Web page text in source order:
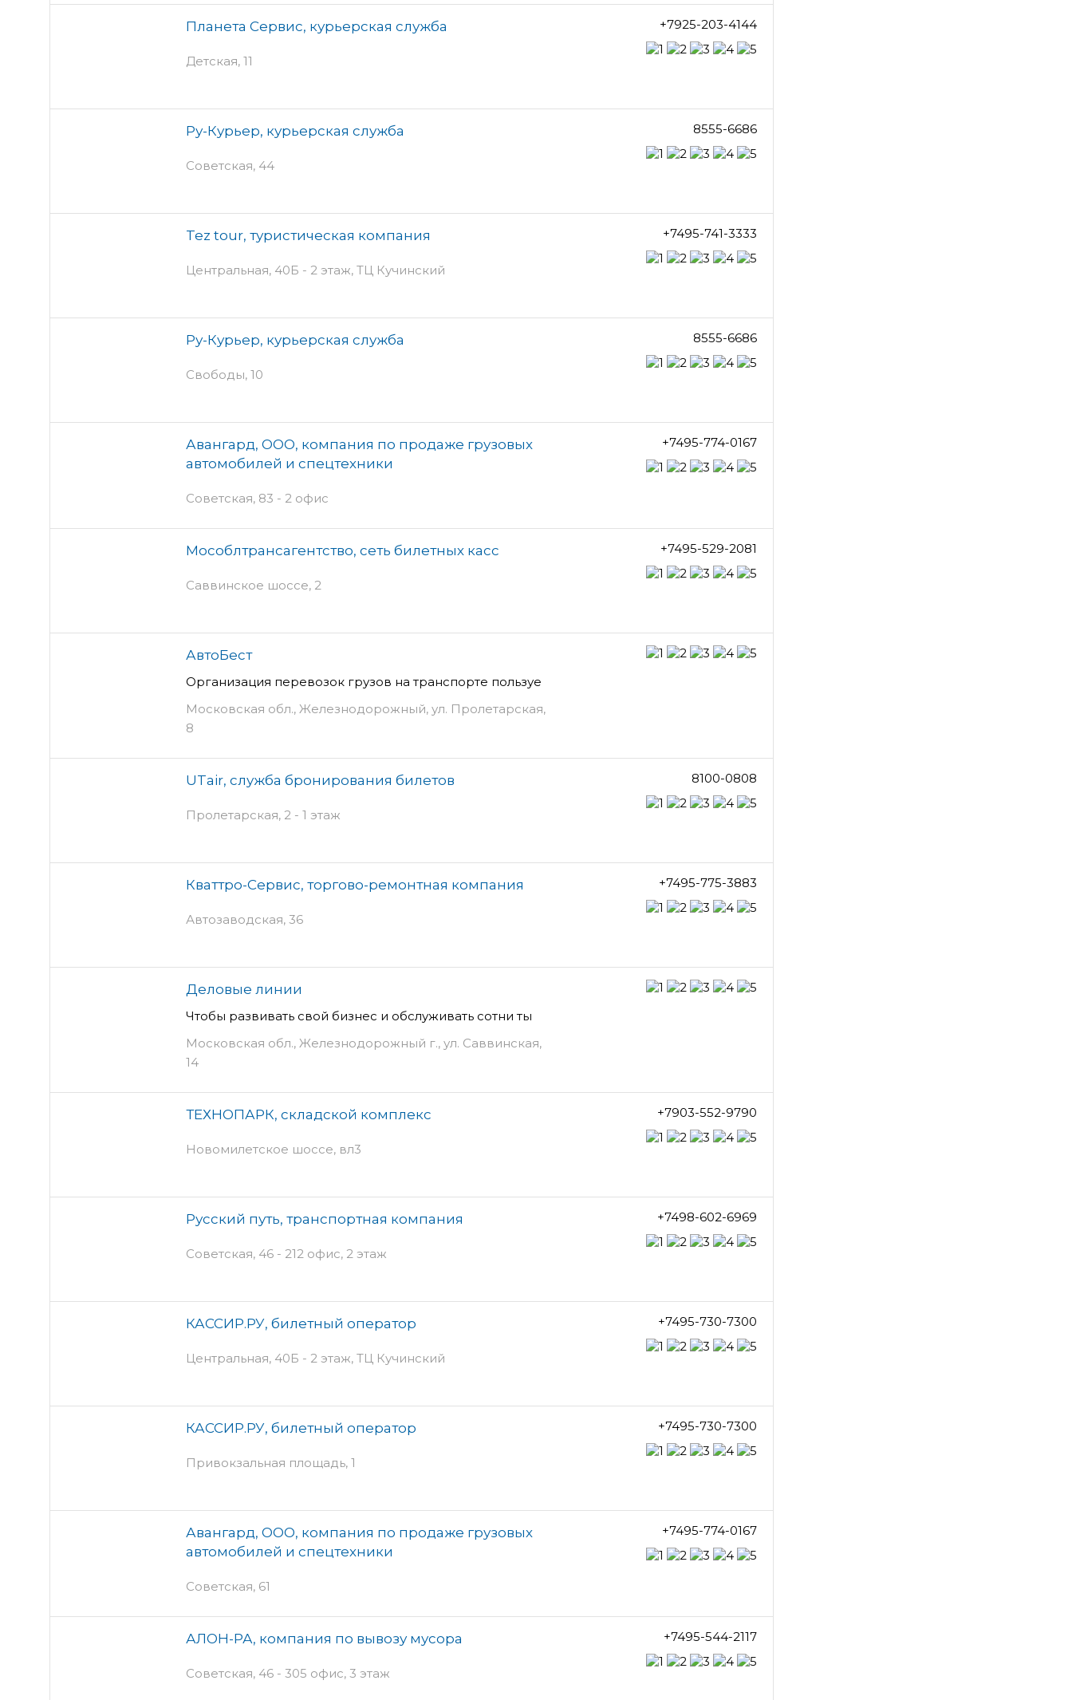
Планета Сервис, курьерская служба
Детская, 11
+7925-203-4144
Ру-Курьер, курьерская служба
Советская, 44
8555-6686
Tez tour, туристическая компания
Центральная, 40Б - 2 этаж, ТЦ Кучинский
+7495-741-3333
Ру-Курьер, курьерская служба
Свободы, 10
8555-6686
Авангард, ООО, компания по продаже грузовых
автомобилей и спецтехники
Советская, 83 - 2 офис
+7495-774-0167
Мособлтрансагентство, сеть билетных касс
Саввинское шоссе, 2
+7495-529-2081
АвтоБест
Организация перевозок грузов на транспорте пользуе
Московская обл., Железнодорожный, ул. Пролетарская,
8
UTair, служба бронирования билетов
Пролетарская, 2 - 1 этаж
8100-0808
Кваттро-Сервис, торгово-ремонтная компания
Автозаводская, 36
+7495-775-3883
Деловые линии
Чтобы развивать свой бизнес и обслуживать сотни ты
Московская обл., Железнодорожный г., ул. Саввинская,
14
ТЕХНОПАРК, складской комплекс
Новомилетское шоссе, вл3
+7903-552-9790
Русский путь, транспортная компания
Советская, 46 - 212 офис, 2 этаж
+7498-602-6969
КАССИР.РУ, билетный оператор
Центральная, 40Б - 2 этаж, ТЦ Кучинский
+7495-730-7300
КАССИР.РУ, билетный оператор
Привокзальная площадь, 1
+7495-730-7300
Авангард, ООО, компания по продаже грузовых
автомобилей и спецтехники
Советская, 61
+7495-774-0167
АЛОН-РА, компания по вывозу мусора
Советская, 46 - 305 офис, 3 этаж
+7495-544-2117